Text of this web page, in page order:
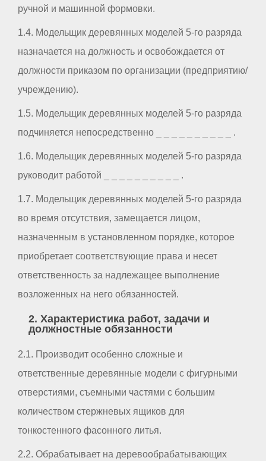
ручной и машинной формовки.
1.4. Модельщик деревянных моделей 5-го разряда
назначается на должность и освобождается от
должности приказом по организации (предприятию/
учреждению).
1.5. Модельщик деревянных моделей 5-го разряда
подчиняется непосредственно _ _ _ _ _ _ _ _ _ _ .
1.6. Модельщик деревянных моделей 5-го разряда
руководит работой _ _ _ _ _ _ _ _ _ _ .
1.7. Модельщик деревянных моделей 5-го разряда
во время отсутствия, замещается лицом,
назначенным в установленном порядке, которое
приобретает соответствующие права и несет
ответственность за надлежащее выполнение
возложенных на него обязанностей.
2. Характеристика работ, задачи и
должностные обязанности
2.1. Производит особенно сложные и
ответственные деревянные модели с фигурными
отверстиями, съемными частями с большим
количеством стержневых ящиков для
тонкостенного фасонного литья.
2.2. Обрабатывает на деревообрабатывающих